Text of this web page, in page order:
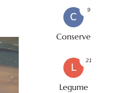
C
Conserve
9
L
Legume
21